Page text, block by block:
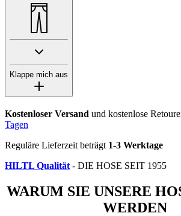
Klappe mich aus
Kostenloser Versand und kostenlose
Tagen
Reguläre Lieferzeit beträgt 1-3 Werktage
HILTL Qualität - DIE HOSE SEIT 1955
WARUM SIE UNSERE
WERDEN